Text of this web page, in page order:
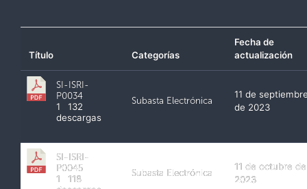
Título Categorías
Fecha de
actualización
SI-ISRI-
P0034
1
132
descargas
Subasta Electrónica
11 de
de 2023
SI-ISRI-
P0045
1
118
Subasta Electrónica
11 de octubre de
2023